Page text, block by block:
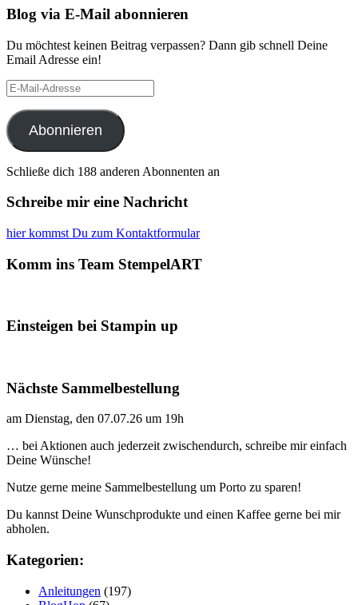
Blog via E-Mail abonnieren
Du möchtest keinen Beitrag verpassen? Dann gib schnell Deine
Email Adresse ein!
E-
Mail-
Adresse
Abonnieren
Schließe dich 188 anderen Abonnenten an
Schreibe mir eine Nachricht
hier kommst Du zum Kontaktformular
Komm ins Team StempelART
Einsteigen bei Stampin up
Nächste Sammelbestellung
am Dienstag, den 07.07.26 um 19h
… bei Aktionen auch jederzeit zwischendurch, schreibe mir einfach
Deine Wünsche!
Nutze gerne meine Sammelbestellung um Porto zu sparen!
Du kannst Deine Wunschprodukte und einen Kaffee gerne bei mir
abholen.
Kategorien:
Anleitungen (197)